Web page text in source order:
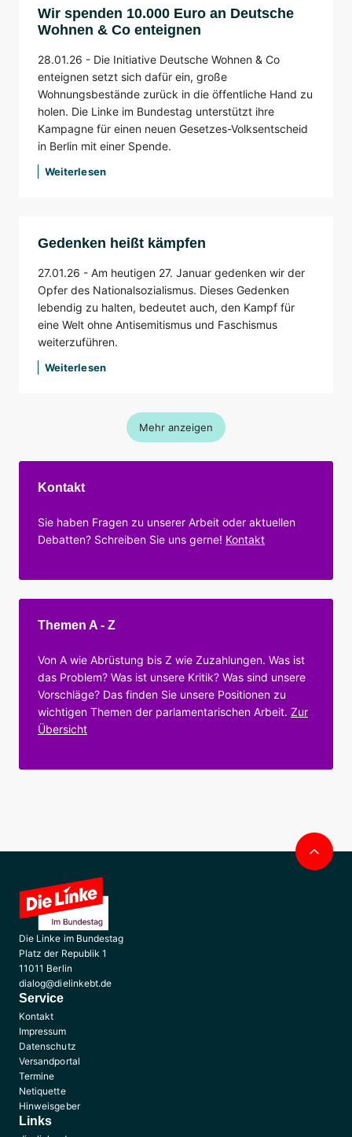
Wir spenden 10.000 Euro an Deutsche
Wohnen & Co enteignen
28.01.26 - Die Initiative Deutsche Wohnen & Co
enteignen setzt sich dafür ein, große
Wohnungsbestände zurück in die öffentliche Hand zu
holen. Die Linke im Bundestag unterstützt ihre
Kampagne für einen neuen Gesetzes-Volksentscheid
in Berlin mit einer Spende.
Weiterlesen
Gedenken heißt kämpfen
27.01.26 - Am heutigen 27. Januar gedenken wir der
Opfer des Nationalsozialismus. Dieses Gedenken
lebendig zu halten, bedeutet auch, den Kampf für
eine Welt ohne Antisemitismus und Faschismus
weiterzuführen.
Weiterlesen
Mehr anzeigen
Kontakt
Sie haben Fragen zu unserer Arbeit oder aktuellen
Debatten? Schreiben Sie uns gerne! Kontakt
Themen A - Z
Von A wie Abrüstung bis Z wie Zuzahlungen. Was ist
das Problem? Was ist unsere Kritik? Was sind unsere
Vorschläge? Das finden Sie unsere Positionen zu
wichtigen Themen der parlamentarischen Arbeit. Zur
Übersicht
Die Linke im Bundestag
Platz der Republik 1
11011 Berlin
dialog@dielinkebt.de
Service
Kontakt
Impressum
Datenschutz
Versandportal
Termine
Netiquette
Hinweisgeber
Links